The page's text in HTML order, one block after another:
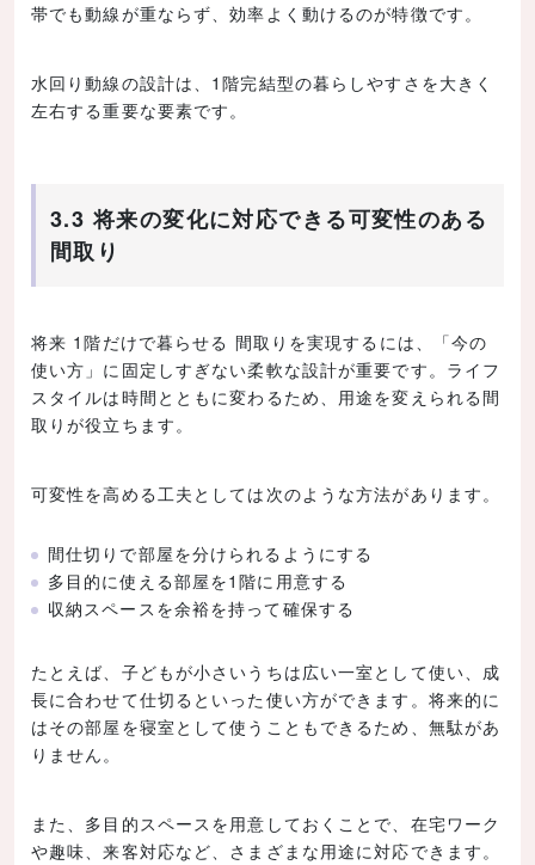
帯でも動線が重ならず、効率よく動けるのが特徴です。
水回り動線の設計は、1階完結型の暮らしやすさを大きく
左右する重要な要素です。
3.3 将来の変化に対応できる可変性のある
間取り
将来 1階だけで暮らせる 間取りを実現するには、「今の
使い方」に固定しすぎない柔軟な設計が重要です。ライフ
スタイルは時間とともに変わるため、用途を変えられる間
取りが役立ちます。
可変性を高める工夫としては次のような方法があります。
間仕切りで部屋を分けられるようにする
多目的に使える部屋を1階に用意する
収納スペースを余裕を持って確保する
たとえば、子どもが小さいうちは広い一室として使い、成
長に合わせて仕切るといった使い方ができます。将来的に
はその部屋を寝室として使うこともできるため、無駄があ
りません。
また、多目的スペースを用意しておくことで、在宅ワーク
や趣味、来客対応など、さまざまな用途に対応できます。